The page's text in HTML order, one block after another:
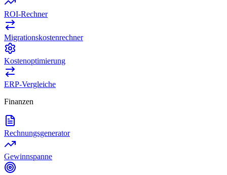
ROI-Rechner
Migrationskostenrechner
Kostenoptimierung
ERP-Vergleiche
Finanzen
Rechnungsgenerator
Gewinnspanne